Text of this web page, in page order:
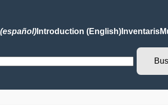
Introduction (English)Inventaris